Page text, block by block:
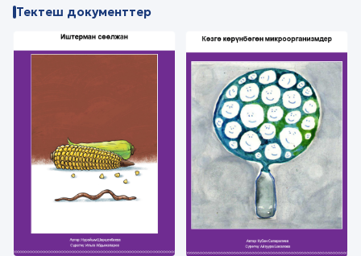
Тектеш документтер